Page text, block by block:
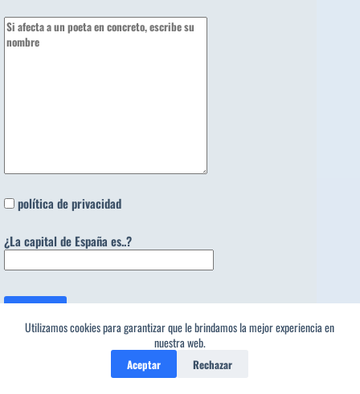
Utilizamos cookies para garantizar que le brindamos la mejor experiencia en
nuestra web.
Aceptar Rechazar
política de privacidad
¿La capital de España es..?